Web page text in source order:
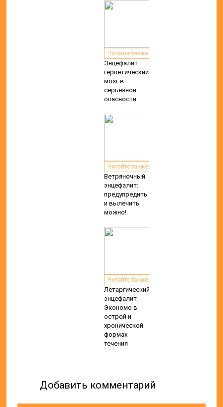
Читайте также:
Энцефалит
герпетический:
мозг в
серьёзной
опасности
Читайте также:
Ветряночный
энцефалит:
предупредить
и вылечить
можно!
Читайте также:
Летаргический
энцефалит
Экономо в
острой и
хронической
формах
течения
Добавить комментарий